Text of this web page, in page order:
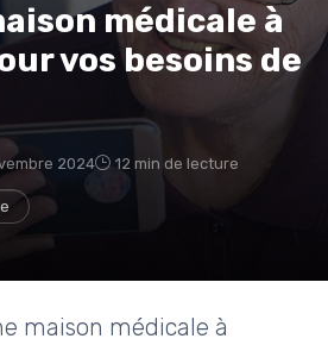
médicale à
vos besoins de
2024 12 min de lecture
maison médicale à
rejoins le club
j'accepte de recevoir les emails